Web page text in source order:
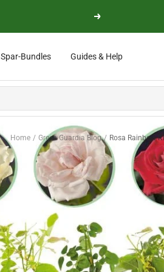
Next
Spar-Bundles Guides & Help
Home Green Guardia Blog Rosa Rainbow